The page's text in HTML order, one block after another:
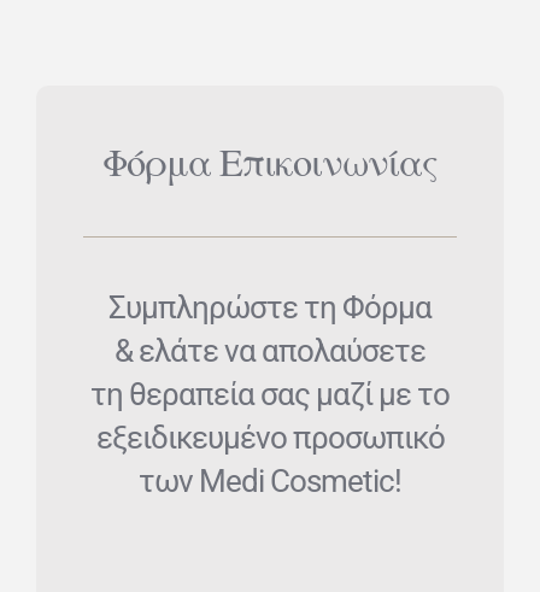
Φόρμα Επικοινωνίας
Συμπληρώστε τη Φόρμα
& ελάτε να απολαύσετε
τη θεραπεία σας μαζί με το
εξειδικευμένο προσωπικό
των Medi Cosmetic!